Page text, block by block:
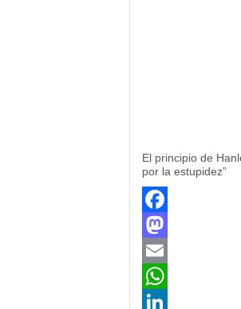
El principio de
por la estupidez”
Facebook
Mastodon
Email
WhatsApp